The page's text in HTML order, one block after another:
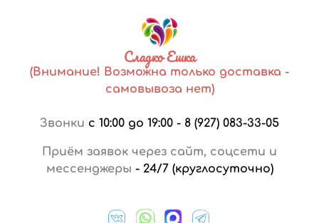
Сладко Ешка
(Внимание! Возможна только доставка -
самовывоза нет)
Звонки с 10:00 до 19:00 - 8 (927) 083-33-05
Приём заявок через сайт, соцсети и
мессенджеры - 24/7 (круглосуточно)